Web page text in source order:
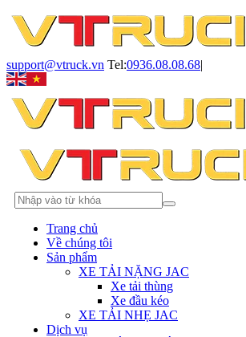
support@vtruck.vn Tel:0936.08.08.68|
Trang chủ
Về chúng tôi
Sản phẩm
XE TẢI NẶNG JAC
Xe tải thùng
Xe đầu kéo
XE TẢI NHẸ JAC
Dịch vụ